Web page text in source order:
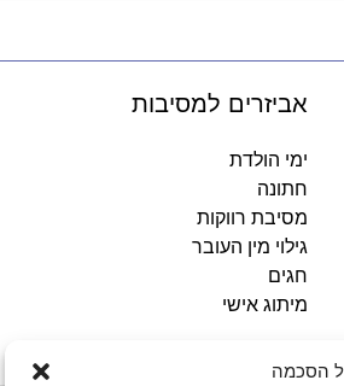
הסכמה
אביזרים למסיבות
ימי הולדת
חתונה
מסיבת רווקות
גילוי מין העובר
חגים
מיתוג אישי